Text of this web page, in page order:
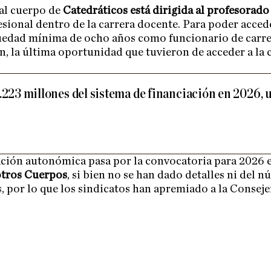
cuerpo de Catedráticos está dirigida al profesorado
dentro de la carrera docente. Para poder
mínima de ocho años como funcionario de
la última oportunidad que tuvieron de acceder a la
millones del sistema de financiación en 2026,
autonómica pasa por la convocatoria para 2026
Cuerpos, si bien no se han dado detalles ni del
por lo que los sindicatos han apremiado a la